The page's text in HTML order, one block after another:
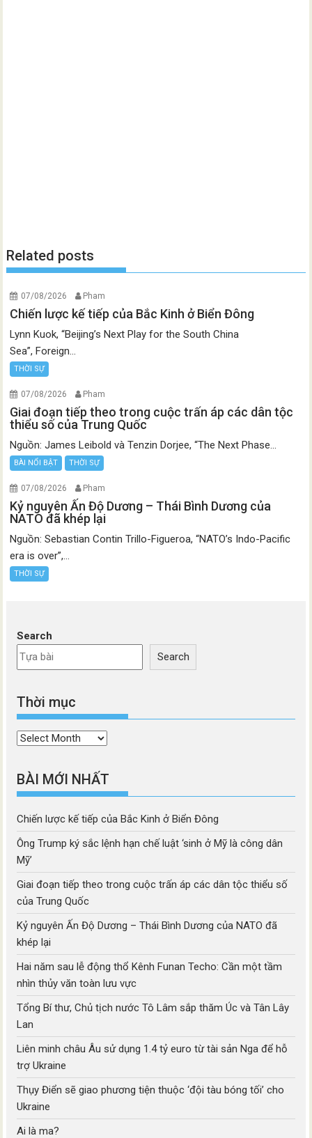
Related posts
07/08/2026 Pham
Chiến lược kế tiếp của Bắc Kinh ở Biển Đông
Lynn Kuok, “Beijing’s Next Play for the South China
Sea”, Foreign...
THỜI SỰ
07/08/2026 Pham
Giai đoạn tiếp theo trong cuộc trấn áp các dân tộc
thiểu số của Trung Quốc
Nguồn: James Leibold và Tenzin Dorjee, “The Next Phase...
BÀI NỔI BẬT THỜI SỰ
07/08/2026 Pham
Kỷ nguyên Ấn Độ Dương – Thái Bình Dương của
NATO đã khép lại
Nguồn: Sebastian Contin Trillo-Figueroa, “NATO’s Indo-Pacific
era is over”,...
THỜI SỰ
Search
Search
Thời mục
Thời
BÀI MỚI NHẤT
Chiến lược kế tiếp của Bắc Kinh ở Biển Đông
Ông Trump ký sắc lệnh hạn chế luật ‘sinh ở Mỹ là công dân
Mỹ’
Giai đoạn tiếp theo trong cuộc trấn áp các dân tộc thiểu số
của Trung Quốc
Kỷ nguyên Ấn Độ Dương – Thái Bình Dương của NATO đã
khép lại
Hai năm sau lễ động thổ Kênh Funan Techo: Cần một tầm
nhìn thủy văn toàn lưu vực
Tổng Bí thư, Chủ tịch nước Tô Lâm sắp thăm Úc và Tân Lây
Lan
Liên minh châu Âu sử dụng 1.4 tỷ euro từ tài sản Nga để hỗ
trợ Ukraine
Thụy Điển sẽ giao phương tiện thuộc ‘đội tàu bóng tối’ cho
Ukraine
Ai là ma?